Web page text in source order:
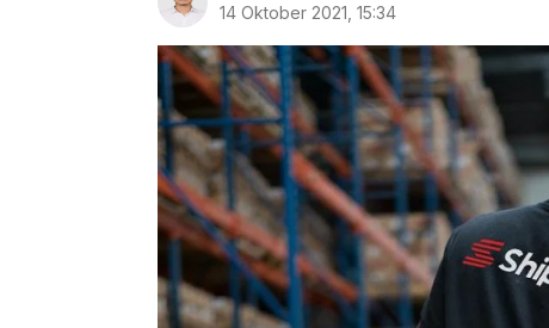
14 Oktober 2021, 15:34